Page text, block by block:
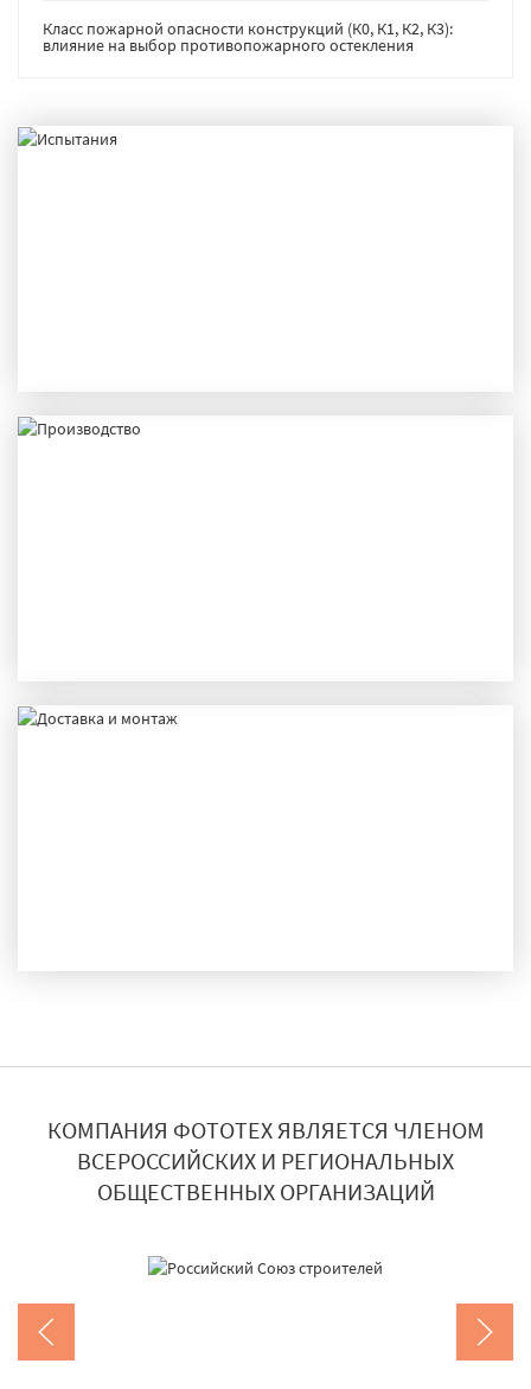
Класс пожарной опасности конструкций (К0, К1, К2, К3):
влияние на выбор противопожарного остекления
КОМПАНИЯ ФОТОТЕХ ЯВЛЯЕТСЯ ЧЛЕНОМ
ВСЕРОССИЙСКИХ И РЕГИОНАЛЬНЫХ
ОБЩЕСТВЕННЫХ ОРГАНИЗАЦИЙ